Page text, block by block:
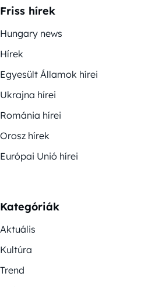
Friss hírek
Hungary news
Hírek
Egyesült Államok hírei
Ukrajna hírei
Románia hírei
Orosz hírek
Európai Unió hírei
Kategóriák
Aktuális
Kultúra
Trend